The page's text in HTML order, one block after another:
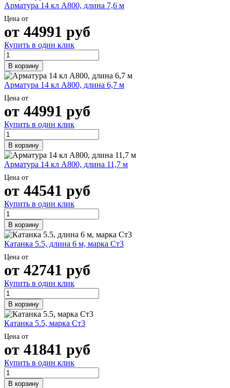
Арматура 14 кл А800, длина 7,6 м
Цена от
от 44991 руб
Купить в один клик
В корзину
Арматура 14 кл А800, длина 6,7 м
Цена от
от 44991 руб
Купить в один клик
В корзину
Арматура 14 кл А800, длина 11,7 м
Цена от
от 44541 руб
Купить в один клик
В корзину
Катанка 5.5, длина 6 м, марка Ст3
Цена от
от 42741 руб
Купить в один клик
В корзину
Катанка 5.5, марка Ст3
Цена от
от 41841 руб
Купить в один клик
В корзину